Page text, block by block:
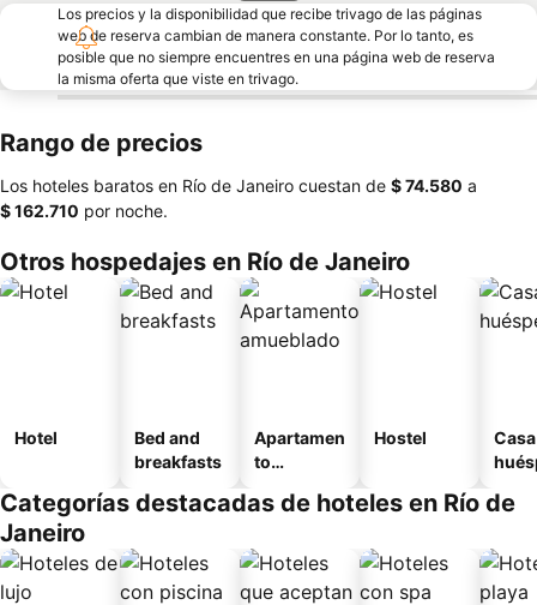
Los precios y la disponibilidad que recibe trivago de las páginas
web de reserva cambian de manera constante. Por lo tanto, es
posible que no siempre encuentres en una página web de reserva
la misma oferta que viste en trivago.
Rango de precios
Los hoteles baratos en Río de Janeiro cuestan de ‎$ 74.580 a
‎$ 162.710 por noche.
Otros hospedajes en Río de Janeiro
Hotel
Bed and
breakfasts
Apartamen
to
o
Hostel
Categorías destacadas de hoteles en Río de
Janeiro